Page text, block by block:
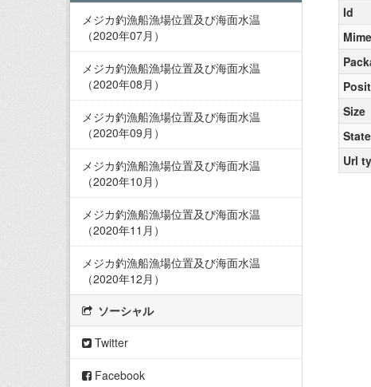
メジカ釣漁船漁場位置及び海面水温
（2020年07月）
メジカ釣漁船漁場位置及び海面水温
（2020年08月）
メジカ釣漁船漁場位置及び海面水温
（2020年09月）
メジカ釣漁船漁場位置及び海面水温
（2020年10月）
メジカ釣漁船漁場位置及び海面水温
（2020年11月）
メジカ釣漁船漁場位置及び海面水温
（2020年12月）
ソーシャル
Twitter
Facebook
Id
Size
State
Url